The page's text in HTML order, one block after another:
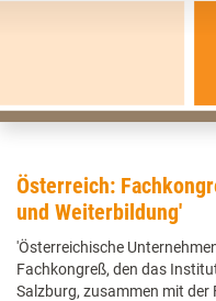
Österreich:
und Weiterbildung'
'Österreichische
Fachkongreß, den das
Salzburg, zusammen mit